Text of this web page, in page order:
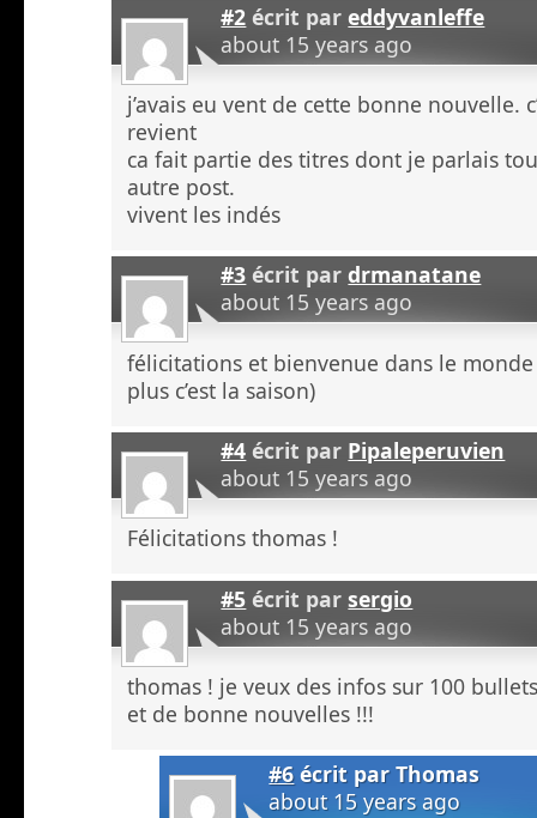
#2 écrit pareddyvanleffe
about 15 years ago
j’avais eu vent de cette bonne nouvelle.
revient
ca fait partie des titres dont je parlais
autre post.
vivent les indés
#3 écrit pardrmanatane
about 15 years ago
félicitations et bienvenue dans le
plus c’est la saison)
#4 écrit par Pipaleperuvien
about 15 years ago
Félicitations thomas !
#5 écrit parsergio
about 15 years ago
thomas ! je veux des infos sur 100
et de bonne nouvelles !!!
#6écrit parThomas
about 15 years ago